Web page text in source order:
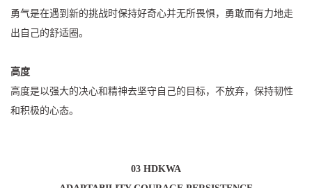
勇气是在遇到新的挑战时保持好奇心并无所畏惧，勇敢而有力地走
出自己的舒适圈。
高度
高度是以强大的决心和精神去坚守自己的目标，不放弃，保持韧性
和积极的心态。
03 HDKWA